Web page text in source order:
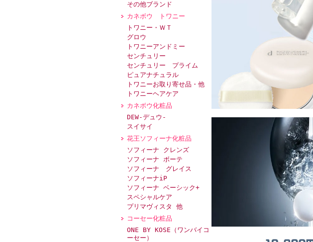
その他ブランド
カネボウ トワニー
トワニー・ＷＴ
グロウ
トワニーアンドミー
センチュリー
センチュリー プライム
ピュアナチュラル
トワニーお取り寄せ品・他
トワニーヘアケア
カネボウ化粧品
DEW-デュウ-
スイサイ
花王ソフィーナ化粧品
ソフィーナ クレンズ
ソフィーナ ボーテ
ソフィーナ グレイス
ソフィーナiP
ソフィーナ ベーシック+
スペシャルケア
プリマヴィスタ 他
コーセー化粧品
ONE BY KOSE（ワンバイコ
ーセー）